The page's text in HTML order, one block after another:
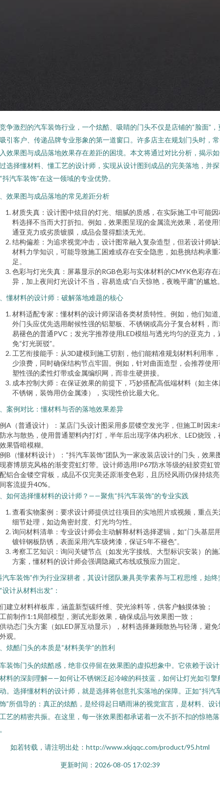
争激烈的汽车装饰行业，一个炫酷、吸睛的门头不仅是店铺的“脸面”，
引客户、传递品牌专业形象的第一道窗口。许多店主在规划门头时，
效果图与成品落地效果存在差距的困境。本文将通过对比分析，揭示
选择懂材料、懂工艺的设计师，实现从设计图到成品的完美落地，并探
抖汽车装饰”在这一领域的专业优势。
效果图与成品落地的常见差距分析
材质失真：设计图中炫目的灯光、细腻的质感，在实际施工中可能因
料选择不当而大打折扣。例如，效果图呈现的金属流光效果，若使用
通亚克力或劣质镀膜，成品会显得黯淡无光。
结构偏差：为追求视觉冲击，设计图常融入复杂造型，但若设计师缺
材料力学知识，可能导致施工困难或存在安全隐患，如悬挑结构承重
足。
色彩与灯光失真：屏幕显示的RGB色彩与实体材料的CMYK色彩存在
异，加上夜间灯光设计不当，容易造成“白天惊艳，夜晚平庸”的尴尬
懂材料的设计师：破解落地难题的核心
材料适配专家：懂材料的设计师深谙各类材质特性。例如，他们知道
外门头应优先选用耐候性强的铝塑板、不锈钢或高分子复合材料，而
易褪色的普通PVC；发光字推荐使用LED模组与透光均匀的亚克力，
免“灯光斑驳”。
工艺衔接能手：从3D建模到施工切割，他们能精准规划材料利用率
少浪费，同时确保结构节点牢固。例如，针对曲面造型，会推荐使用
塑性强的柔性灯带或金属编织网，而非生硬拼接。
成本控制大师：在保证效果的前提下，巧妙搭配高低端材料（如主体
不锈钢，装饰用仿金属漆），实现性价比最大化。
案例对比：懂材料与否的落地效果差异
A（普通设计）：某店门头设计图采用多层镂空发光字，但施工时因未
水与散热，使用普通塑料内打灯，半年后出现字体内积水、LED烧毁，
果昏暗模糊。
B（懂材料设计）：“抖汽车装饰”团队为一家改装店设计的门头，效果
赛博朋克风格的渐变霓虹灯带。设计师选用IP67防水等级的硅胶霓虹
铝合金镂空背板，成品不仅完美还原渐变色彩，且历经风雨仍保持炫
客流提升40%。
如何选择懂材料的设计师？——聚焦“抖汽车装饰”的专业实践
查看实物案例：要求设计师提供过往项目的实地照片或视频，重点关
细节处理，如边角密封度、灯光均匀性。
询问材料清单：专业设计师会主动解释材料选择逻辑，如“门头基层
镀锌钢板防锈，表面采用汽车级烤漆，保证5年不褪色”。
考察工艺知识：询问关键节点（如发光字接线、大型标识安装）的施
方案，懂材料的设计师会强调隐藏式布线或预应力固定。
汽车装饰”作为行业深耕者，其设计团队兼具美学素养与工程思维，始终
设计从材料出发”：
建立材料样板库，涵盖新型碳纤维、荧光涂料等，供客户触摸体验；
前制作1:1局部模型，测试光影效果，确保成品与效果图一致；
动态门头方案（如LED屏互动显示），材料选择兼顾散热与轻薄，避免
观。
炫酷门头的本质是“材料美学”的胜利
装饰门头的炫酷感，绝非仅停留在效果图的虚拟想象中。它依赖于设
料的深刻理解——如何让不锈钢泛起冷峻的科技蓝，如何让灯光如引擎
。选择懂材料的设计师，就是选择将创意扎实落地的保障。正如“抖汽
”所倡导的：真正的炫酷，是经得起日晒雨淋的视觉宣言，是材料、设
艺的精密共振。在这里，每一张效果图都承诺着一次不折不扣的惊艳落
如若转载，请注明出处：http://www.xkjqqc.com/product/95.html
更新时间：2026-08-05 17:02:39